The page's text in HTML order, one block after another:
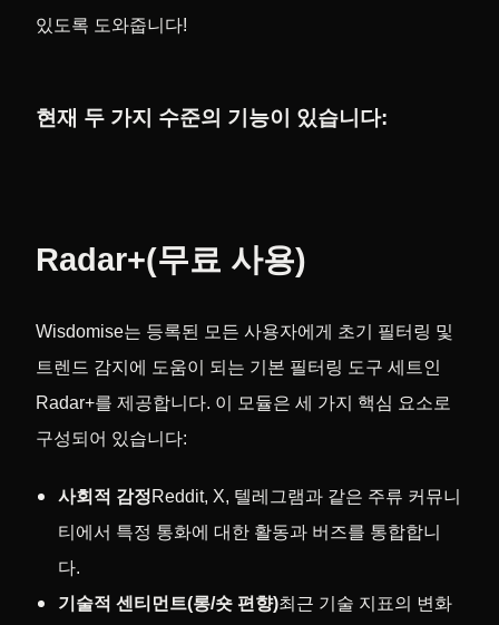
있도록 도와줍니다!
현재 두 가지 수준의 기능이 있습니다:
Radar+(무료 사용)
Wisdomise는 등록된 모든 사용자에게 초기 필터링 및
트렌드 감지에 도움이 되는 기본 필터링 도구 세트인
Radar+를 제공합니다. 이 모듈은 세 가지 핵심 요소로
구성되어 있습니다:
사회적 감정Reddit, X, 텔레그램과 같은 주류 커뮤니
티에서 특정 통화에 대한 활동과 버즈를 통합합니
다.
기술적 센티먼트(롱/숏 편향)최근 기술 지표의 변화